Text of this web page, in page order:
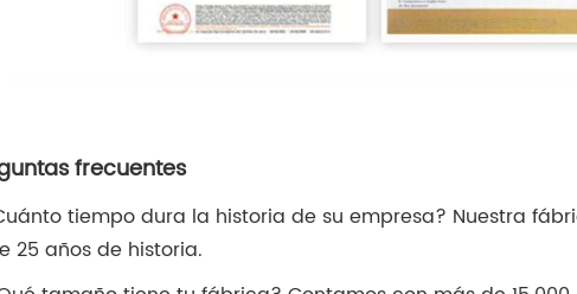
frecuentes
tiempo dura la historia de su empresa? Nuestra
25 años de historia.